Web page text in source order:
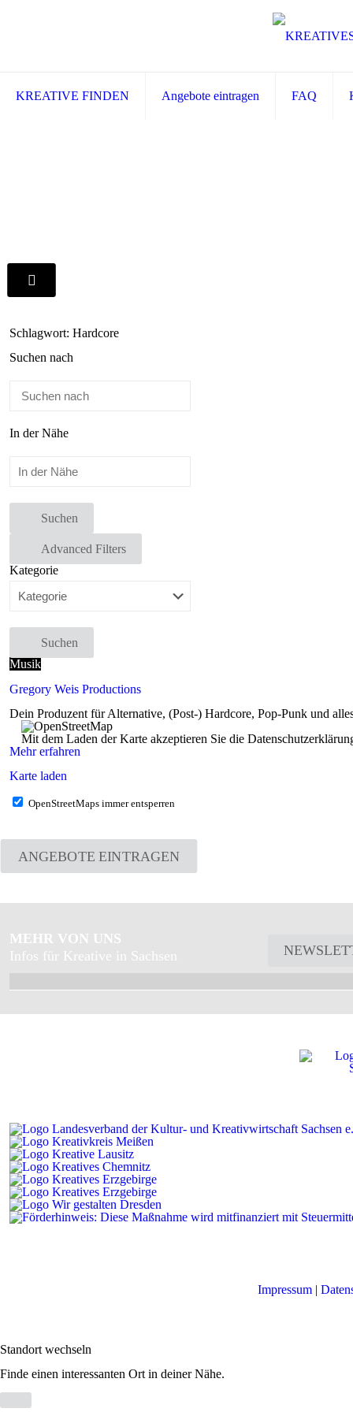
KREATIVE FINDEN Angebote eintragen FAQ
Schlagwort: Hardcore
Suchen nach
In der Nähe
Suchen
Advanced Filters
Kategorie
Suchen
Musik
Gregory Weis Productions
Dein Produzent für Alternative, (Post-) Hardcore, Pop-Punk und
Mit dem Laden der Karte akzeptieren Sie die
Mehr erfahren
Karte laden
OpenStreetMaps immer entsperren
ANGEBOTE EINTRAGEN
MEHR VON UNS
Infos für Kreative in Sachsen
Impressum |
Standort wechseln
Finde einen interessanten Ort in deiner Nähe.